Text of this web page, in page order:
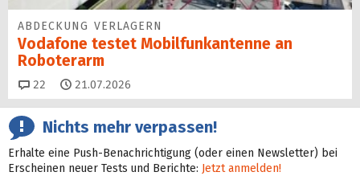
ABDECKUNG VERLAGERN
Vodafone testet Mobilfunk­antenne an
Roboterarm
22 Kommentare
21.07.2026
Nichts mehr verpassen!
Erhalte eine Push-Benachrichtigung (oder einen Newsletter) bei
Erscheinen neuer Tests und Berichte: Jetzt anmelden!